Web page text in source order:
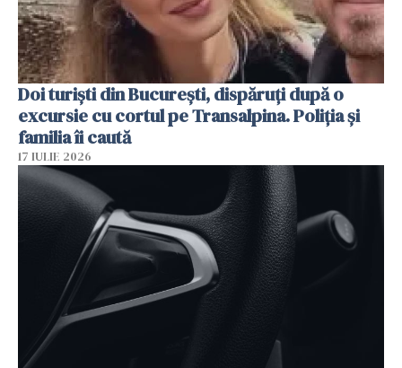
Doi turiști din București, dispăruți după o
excursie cu cortul pe Transalpina. Poliția și
familia îi caută
17 IULIE 2026